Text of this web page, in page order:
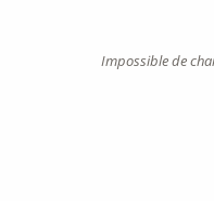
Impossible de